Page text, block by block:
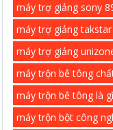
máy trợ giảng sony
máy trợ giảng
máy trợ giảng
máy trộn bê tông
máy trộn bê tông là
máy trộn bột công